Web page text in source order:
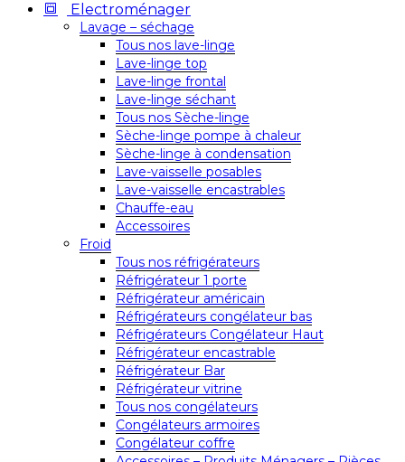
Electroménager
Lavage – séchage
Tous nos lave-linge
Lave-linge top
Lave-linge frontal
Lave-linge séchant
Tous nos Sèche-linge
Sèche-linge pompe à chaleur
Sèche-linge à condensation
Lave-vaisselle posables
Lave-vaisselle encastrables
Chauffe-eau
Accessoires
Froid
Tous nos réfrigérateurs
Réfrigérateur 1 porte
Réfrigérateur américain
Réfrigérateurs congélateur bas
Réfrigérateurs Congélateur Haut
Réfrigérateur encastrable
Réfrigérateur Bar
Réfrigérateur vitrine
Tous nos congélateurs
Congélateurs armoires
Congélateur coffre